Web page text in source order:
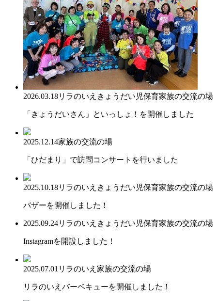
2026.03.18リラのいえ きょうだい児保育家族の交流の場
「きょうだいさん」といっしょ！を開催しました
2025.12.14家族の交流の場
「ひだまり」で訪問コンサートを行いました
2025.10.18リラのいえ きょうだい児保育家族の交流の場
バザーを開催しました！
2025.09.24リラのいえ きょうだい児保育家族の交流の場
Instagramを開設しました！
2025.07.01 リラのいえ 家族の交流の場
リラのいえバーベキューを開催しました！